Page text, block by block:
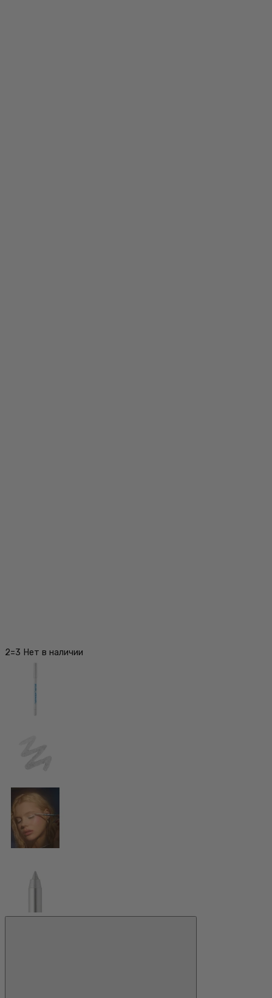
2=3 Нет в наличии